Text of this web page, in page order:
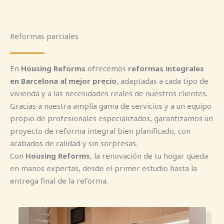
Reformas parciales
En Housing Reforms ofrecemos reformas integrales
en Barcelona al mejor precio, adaptadas a cada tipo de
vivienda y a las necesidades reales de nuestros clientes.
Gracias a nuestra amplia gama de servicios y a un equipo
propio de profesionales especializados, garantizamos un
proyecto de reforma integral bien planificado, con
acabados de calidad y sin sorpresas.
Con Housing Reforms, la renovación de tu hogar queda
en manos expertas, desde el primer estudio hasta la
entrega final de la reforma.